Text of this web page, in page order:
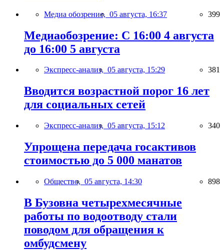
Медиа обозрение, 05 августа, 16:37 399
Медиаобозрение: С 16:00 4 августа
до 16:00 5 августа
Экспресс-анализ, 05 августа, 15:29 381
Вводится возрастной порог 16 лет
для социальных сетей
Экспресс-анализ, 05 августа, 15:12 340
Упрощена передача госактивов
стоимостью до 5 000 манатов
Общество, 05 августа, 14:30 898
В Бузовна четырехмесячные
работы по водоотводу стали
поводом для обращения к
омбудсмену